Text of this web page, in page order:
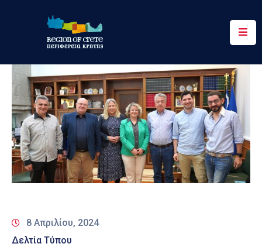
Περιφέρεια
Ενημέρωση
Έργα
&
Δράσεις
Ψηφιακές
Υπηρεσίες
8 Απριλίου, 2024
Δελτία Τύπου